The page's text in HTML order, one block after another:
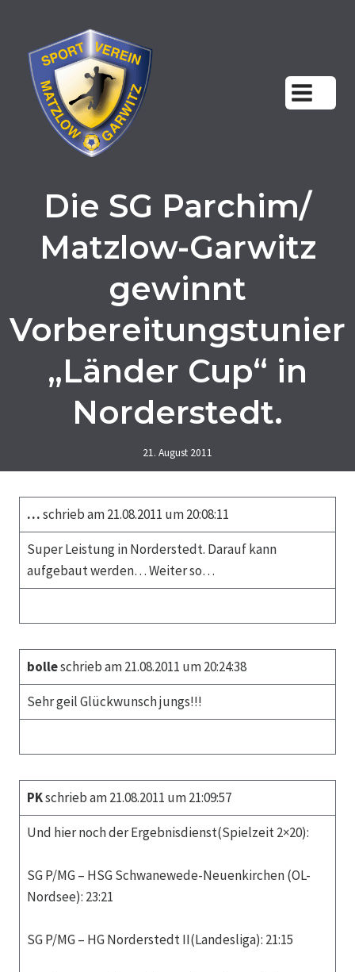
springen
Die SG Parchim/
Matzlow-Garwitz
gewinnt
Vorbereitungstunier
„Länder Cup“ in
Norderstedt.
21. August 2011
…schrieb am 21.08.2011 um 20:08:11
Super Leistung in Norderstedt. Darauf kann
aufgebaut werden… Weiter so…
bolleschrieb am 21.08.2011 um 20:24:38
Sehr geil Glückwunsch jungs!!!
PKschrieb am 21.08.2011 um 21:09:57
Und hier noch der Ergebnisdienst(Spielzeit 2×20):
SG P/MG – HSG Schwanewede-Neuenkirchen (OL-
Nordsee): 23:21
SG P/MG – HG Norderstedt II(Landesliga): 21:15